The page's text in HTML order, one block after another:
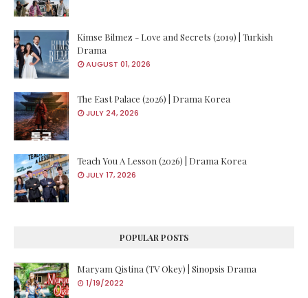
Kimse Bilmez - Love and Secrets (2019) | Turkish
Drama
AUGUST 01, 2026
The East Palace (2026) | Drama Korea
JULY 24, 2026
Teach You A Lesson (2026) | Drama Korea
JULY 17, 2026
POPULAR POSTS
Maryam Qistina (TV Okey) | Sinopsis Drama
1/19/2022